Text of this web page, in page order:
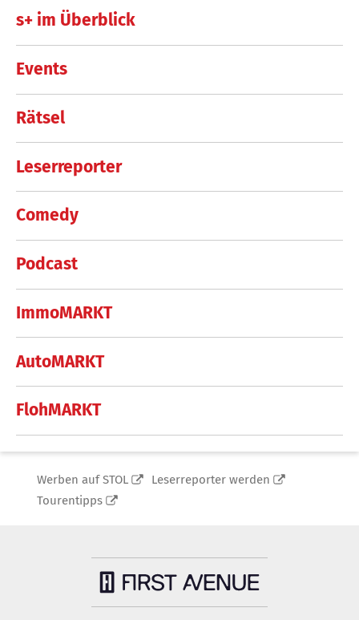
s+ im Überblick
Events
Rätsel
Leserreporter
Comedy
Podcast
ImmoMARKT
AutoMARKT
FlohMARKT
Werben auf STOL
Leserreporter werden
Tourentipps